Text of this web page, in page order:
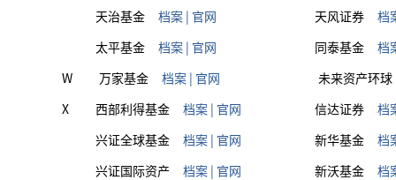
天治基金
档案 | 官网 天风证券
档
太平基金
档案 | 官网 同泰基金
档
W
万家基金 档案 | 官网
未来资产环球
X
西部利得基金 档案 | 官网 信达证券
档
兴证全球基金
档案 | 官网 新华基金
档
兴证国际资产
档案 | 官网 新沃基金
档